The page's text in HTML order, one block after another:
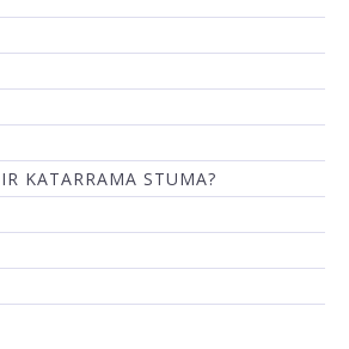
KATARRAMA STUMA?